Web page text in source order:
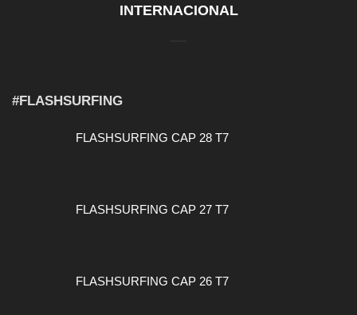
INTERNACIONAL
#FLASHSURFING
FLASHSURFING CAP 28 T7
FLASHSURFING CAP 27 T7
FLASHSURFING CAP 26 T7